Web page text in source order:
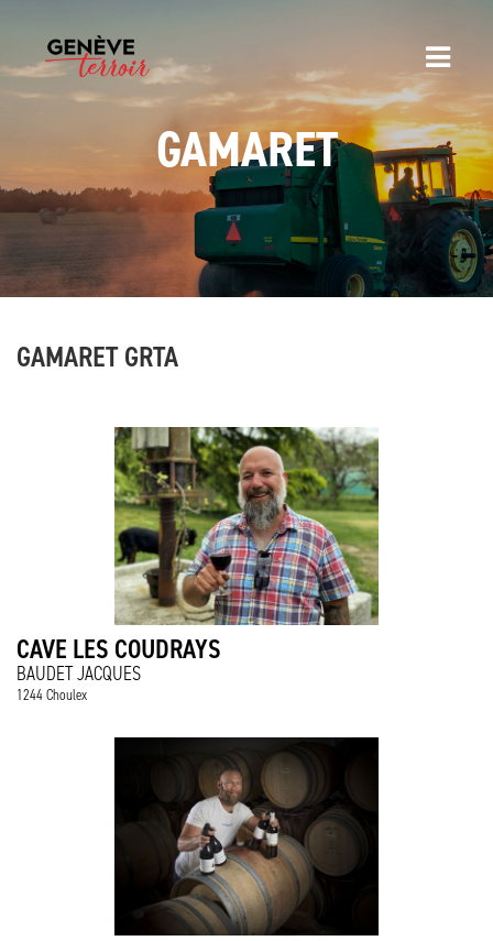
GAMARET
GAMARET GRTA
CAVE LES COUDRAYS
BAUDET JACQUES
1244 Choulex